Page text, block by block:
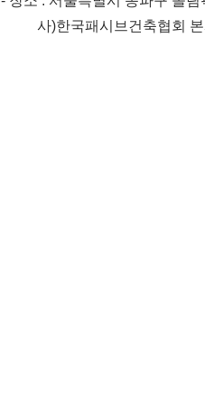
사)한국패시브건축협회 본